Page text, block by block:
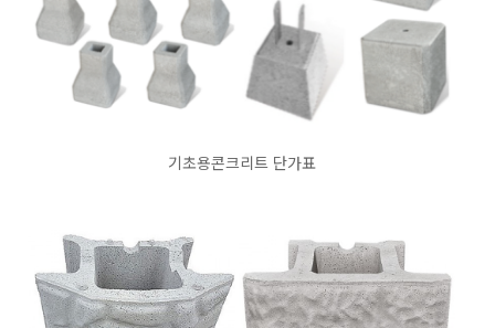
기초용콘크리트 단가표